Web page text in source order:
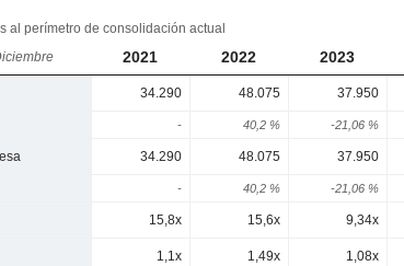
al perímetro de consolidación actual
2021 2022 2023
34.290 48.075 37.950
- 40,2 % -21,06 %
34.290 48.075 37.950
- 40,2 % -21,06 %
15,8x 15,6x 9,34x
1,1x 1,49x 1,08x